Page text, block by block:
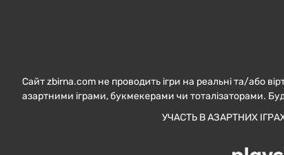
Сайт zbirna.com не проводить ігри на реальні та/або
азартними іграми, букмекерами чи тоталізаторами.
УЧАСТЬ В АЗАРТНИХ